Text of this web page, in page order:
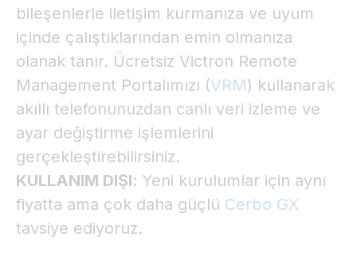
bileşenlerle iletişim kurmanıza ve uyum
içinde çalıştıklarından emin olmanıza
olanak tanır. Ücretsiz Victron Remote
Management Portalımızı (VRM) kullanarak
akıllı telefonunuzdan canlı veri izleme ve
ayar değiştirme işlemlerini
gerçekleştirebilirsiniz.
KULLANIM DIŞI: Yeni kurulumlar için aynı
fiyatta ama çok daha güçlü Cerbo GX
tavsiye ediyoruz.